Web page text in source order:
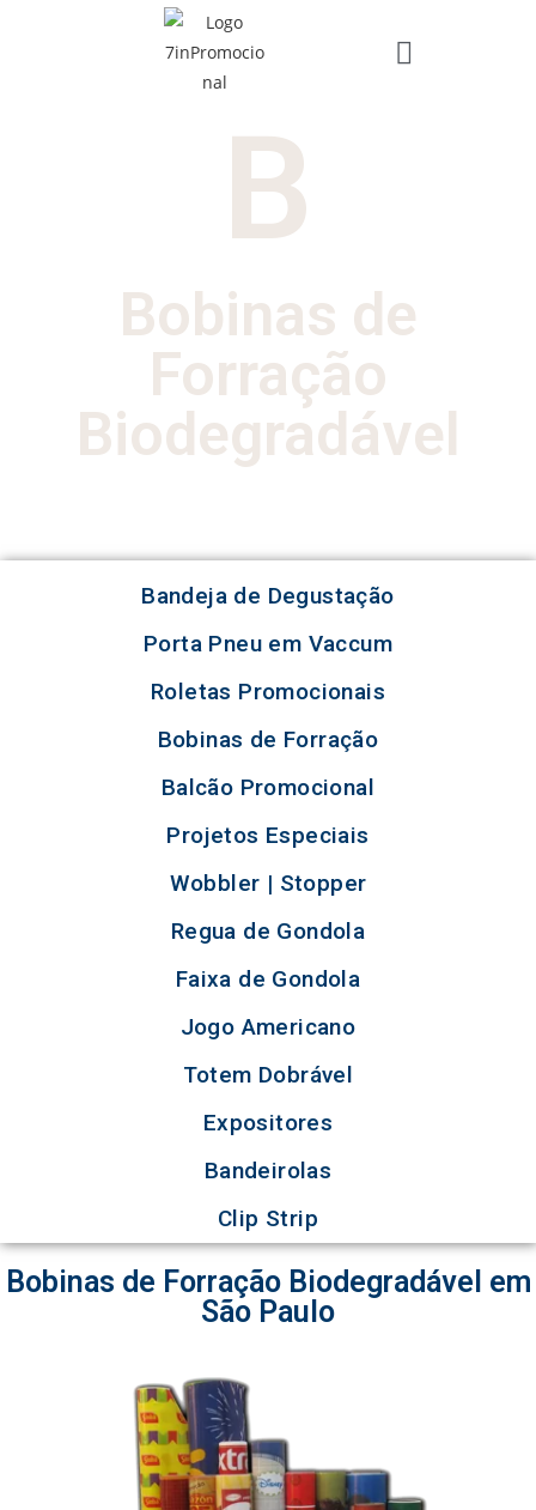
B
Bobinas de
Forração
Biodegradável
Bandeja de Degustação
Porta Pneu em Vaccum
Roletas Promocionais
Bobinas de Forração
Balcão Promocional
Projetos Especiais
Wobbler | Stopper
Regua de Gondola
Faixa de Gondola
Jogo Americano
Totem Dobrável
Expositores
Bandeirolas
Clip Strip
Bobinas de Forração Biodegradável em
São Paulo